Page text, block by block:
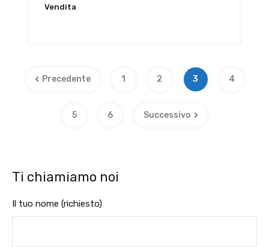
Vendita
Precedente 1 2 3 4
5 6 Successivo
Ti chiamiamo noi
Il tuo nome (richiesto)